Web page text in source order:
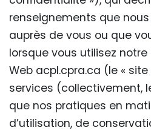
renseignements que
auprès de vous ou que
lorsque vous utilisez notre
Web acpl.cpra.ca (le «
services (collectivement,
que nos pratiques en
d’utilisation, de